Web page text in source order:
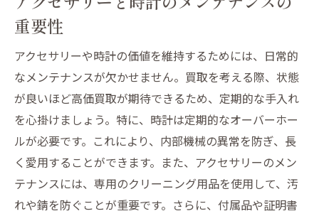
ための地域に根付いたサービス活用法
地域密着型サービスのメリット
仙台市太白区で人気のある買取イベント
地域サービスとオンラインサービスの組み
合わせ
地元の業者との長期的な関係構築
地域限定キャンペーンを利用する方法
重要性
アクセサリーや時計の価値を維持するためには、日常的
なメンテナンスが欠かせません。買取を考える際、状態
が良いほど高価買取が期待できるため、定期的な手入れ
を心掛けましょう。特に、時計は定期的なオーバーホー
ルが必要です。これにより、内部機械の異常を防ぎ、長
く愛用することができます。また、アクセサリーのメン
テナンスには、専用のクリーニング用品を使用して、汚
れや錆を防ぐことが重要です。さらに、付属品や証明書